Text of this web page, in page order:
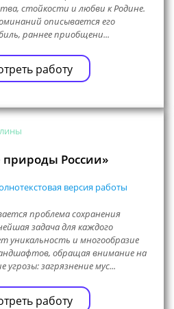
стойкости и любви к Родине.
описывается его
раннее приобщени...
работу
природы России»
версия работы
проблема сохранения
задача для каждого
уникальность и многообразие
обращая внимание на
угрозы: загрязнение мус...
работу